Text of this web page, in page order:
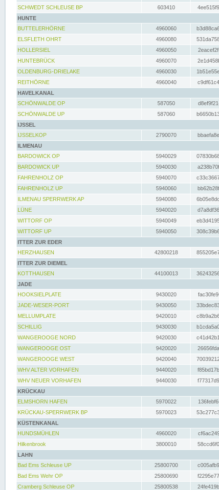
SCHWEDT SCHLEUSE BP
603410
HUNTE
BUTTELERHÖRNE
4960060
ELSFLETH OHRT
4960080
HOLLERSIEL
4960050
HUNTEBRÜCK
4960070
OLDENBURG-DRIELAKE
4960030
REITHÖRNE
4960040
HAVELKANAL
SCHÖNWALDE OP
587050
SCHÖNWALDE UP
587060
IJSSEL
IJSSELKOP
2790070
ILMENAU
BARDOWICK OP
5940029
BARDOWICK UP
5940030
FAHRENHOLZ OP
5940070
FAHRENHOLZ UP
5940060
ILMENAU SPERRWERK AP
5940080
LÜNE
5940020
WITTORF OP
5940049
WITTORF UP
5940050
ITTER ZUR EDER
HERZHAUSEN
42800218
ITTER ZUR DIEMEL
KOTTHAUSEN
44100013
JADE
HOOKSIELPLATE
9430020
JADE-WESER-PORT
9430050
MELLUMPLATE
9420010
SCHILLIG
9430030
WANGEROOGE NORD
9420030
WANGEROOGE OST
9420020
WANGEROOGE WEST
9420040
WHV ALTER VORHAFEN
9440020
WHV NEUER VORHAFEN
9440030
KRÜCKAU
ELMSHORN HAFEN
5970022
KRÜCKAU-SPERRWERK BP
5970023
KÜSTENKANAL
HUNDSMÜHLEN
4960020
Hilkenbrook
3800010
LAHN
Bad Ems Schleuse UP
25800700
Bad Ems Wehr OP
25800690
Cramberg Schleuse OP
25800538